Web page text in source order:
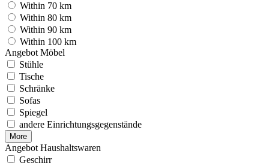
Within 70 km
Within 80 km
Within 90 km
Within 100 km
Angebot Möbel
Stühle
Tische
Schränke
Sofas
Spiegel
andere Einrichtungsgegenstände
More
Angebot Haushaltswaren
Geschirr